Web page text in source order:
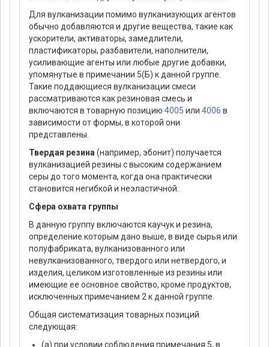
Для вулканизации помимо вулканизующих агентов
обычно добавляются и другие вещества, такие как
ускорители, активаторы, замедлители,
пластификаторы, разбавители, наполнители,
усиливающие агенты или любые другие добавки,
упомянутые в примечании 5(Б) к данной группе.
Такие поддающиеся вулканизации смеси
рассматриваются как резиновая смесь и
включаются в товарную позицию 4005 или 4006 в
зависимости от формы, в которой они
представлены.
Твердая резина (например, эбонит) получается
вулканизацией резины с высоким содержанием
серы до того момента, когда она практически
становится негибкой и неэластичной.
Сфера охвата группы
В данную группу включаются каучук и резина,
определение которым дано выше, в виде сырья или
полуфабриката, вулканизованного или
невулканизованного, твердого или нетвердого, и
изделия, целиком изготовленные из резины или
имеющие ее основное свойство, кроме продуктов,
исключенных примечанием 2 к данной группе.
Общая систематизация товарных позиций
следующая:
(а) при условии соблюдения примечания 5, в